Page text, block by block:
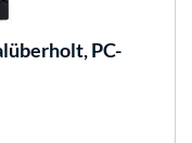
PC-